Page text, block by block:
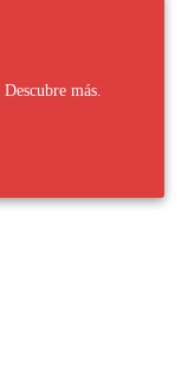
Descubre más.